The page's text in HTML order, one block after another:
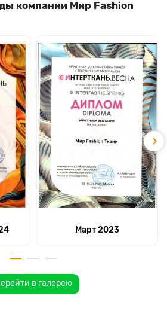
компании Мир Fashion
Март 2023
в галерею